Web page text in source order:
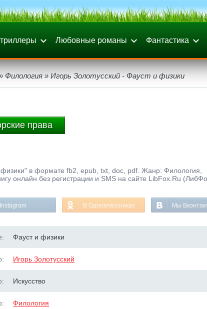
Любовные романы Фантастика
Филология » Игорь Золотусский - Фауст и физики
права
в формате fb2, epub, txt, doc, pdf. Жанр: Филология,
онлайн без регистрации и SMS на сайте LibFox.Ru
В Одноклассниках Мы
Фауст и физики
Игорь Золотусский
Искусство
Филология